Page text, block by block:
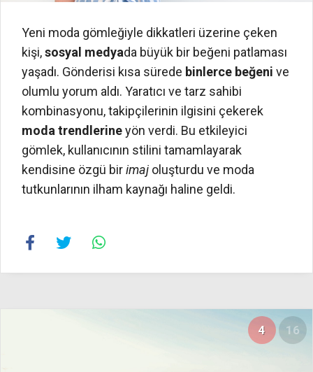
Yeni moda gömleğiyle dikkatleri üzerine çeken
kişi,sosyal medyada büyük bir beğeni patlaması
yaşadı. Gönderisi kısa sürede binlerce beğeni ve
olumlu yorum aldı. Yaratıcı ve tarz sahibi
kombinasyonu, takipçilerinin ilgisini çekerek
moda trendlerineyön verdi. Bu etkileyici
gömlek, kullanıcının stilini tamamlayarak
kendisine özgü birimaj oluşturdu ve moda
tutkunlarının ilham kaynağı haline geldi.
4 16